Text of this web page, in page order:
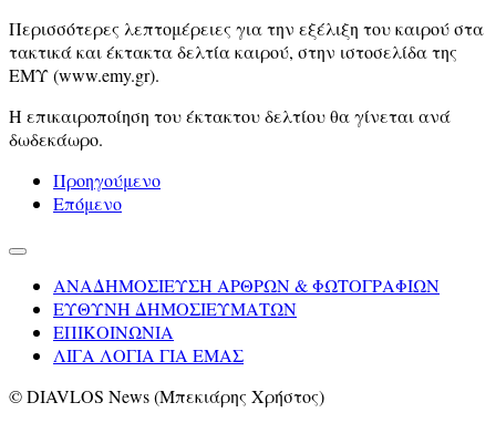
Περισσότερες λεπτομέρειες για την εξέλιξη του καιρού στα
τακτικά και έκτακτα δελτία καιρού, στην ιστοσελίδα της
ΕΜΥ (www.emy.gr).
Η επικαιροποίηση του έκτακτου δελτίου θα γίνεται ανά
δωδεκάωρο.
Προηγούμενο
Επόμενο
ΑΝΑΔΗΜΟΣΙΕΥΣΗ ΑΡΘΡΩΝ & ΦΩΤΟΓΡΑΦΙΩΝ
ΕΥΘΥΝΗ ΔΗΜΟΣΙΕΥΜΑΤΩΝ
ΕΠΙΚΟΙΝΩΝΙΑ
ΛΙΓΑ ΛΟΓΙΑ ΓΙΑ ΕΜΑΣ
© DIAVLOS News (Μπεκιάρης Χρήστος)